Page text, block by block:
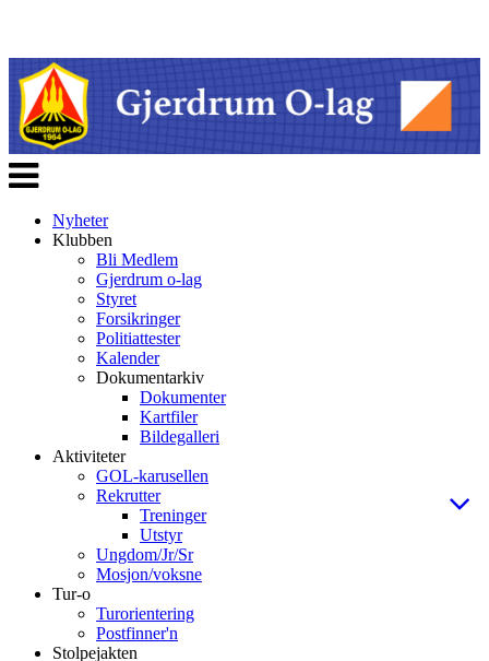
Veksle
navigasjon
Nyheter
Klubben
Bli Medlem
Gjerdrum o-lag
Styret
Forsikringer
Politiattester
Kalender
Dokumentarkiv
Dokumenter
Kartfiler
Bildegalleri
Aktiviteter
GOL-karusellen
Rekrutter
Treninger
Utstyr
Ungdom/Jr/Sr
Mosjon/voksne
Tur-o
Turorientering
Postfinner'n
Stolpejakten